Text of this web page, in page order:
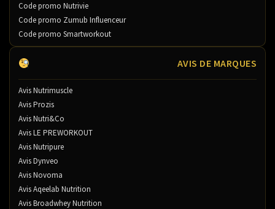
Code promo Nutrivie
Code promo Zumub Influenceur
Code promo Smartworkout
AVIS DE MARQUES
Avis Nutrimuscle
Avis Prozis
Avis Nutri&Co
Avis LE PREWORKOUT
Avis Nutripure
Avis Dynveo
Avis Novoma
Avis Aqeelab Nutrition
Avis Broadwhey Nutrition